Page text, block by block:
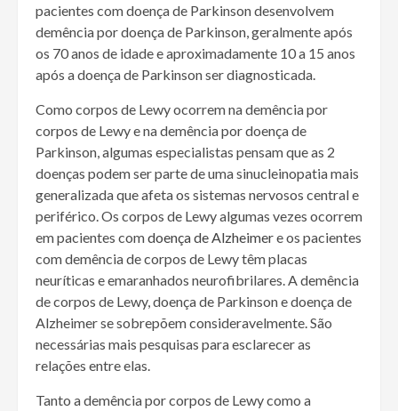
pacientes com doença de Parkinson desenvolvem
demência por doença de Parkinson, geralmente após
os 70 anos de idade e aproximadamente 10 a 15 anos
após a doença de Parkinson ser diagnosticada.
Como corpos de Lewy ocorrem na demência por
corpos de Lewy e na demência por doença de
Parkinson, algumas especialistas pensam que as 2
doenças podem ser parte de uma sinucleinopatia mais
generalizada que afeta os sistemas nervosos central e
periférico. Os corpos de Lewy algumas vezes ocorrem
em pacientes comdoença de Alzheimere os pacientes
com demência de corpos de Lewy têm placas
neuríticas e emaranhados neurofibrilares. A demência
de corpos de Lewy, doença de Parkinson e doença de
Alzheimer se sobrepõem consideravelmente. São
necessárias mais pesquisas para esclarecer as
relações entre elas.
Tanto a demência por corpos de Lewy como a